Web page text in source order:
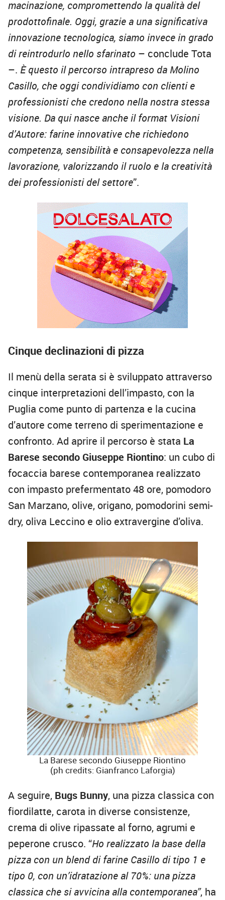
macinazione, compromettendo la qualità del
prodottofinale. Oggi, grazie a una significativa
innovazione tecnologica, siamo invece in grado
di reintrodurlo nello sfarinato – conclude Tota
–. È questo il percorso intrapreso da Molino
Casillo, che oggi condividiamo con clienti e
professionisti che credono nella nostra stessa
visione. Da qui nasce anche il format Visioni
d’Autore: farine innovative che richiedono
competenza, sensibilità e consapevolezza nella
lavorazione, valorizzando il ruolo e la creatività
dei professionisti del settore”.
Cinque declinazioni di pizza
Il menù della serata si è sviluppato attraverso
cinque interpretazioni dell’impasto, con la
Puglia come punto di partenza e la cucina
d’autore come terreno di sperimentazione e
confronto. Ad aprire il percorso è stata La
Barese secondo Giuseppe Riontino: un cubo di
focaccia barese contemporanea realizzato
con impasto prefermentato 48 ore, pomodoro
San Marzano, olive, origano, pomodorini semi-
dry, oliva Leccino e olio extravergine d’oliva.
La Barese secondo Giuseppe Riontino
(ph credits: Gianfranco Laforgia)
A seguire, Bugs Bunny, una pizza classica con
fiordilatte, carota in diverse consistenze,
crema di olive ripassate al forno, agrumi e
peperone crusco. “Ho realizzato la base della
pizza con un blend di farine Casillo di tipo 1 e
tipo 0, con un’idratazione al 70%: una pizza
classica che si avvicina alla contemporanea”, ha